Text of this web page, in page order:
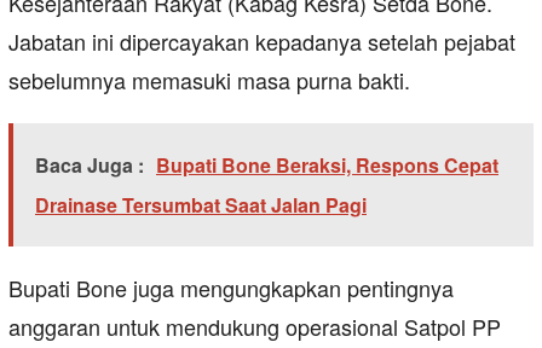
Jabatan ini dipercayakan kepadanya setelah pejabat
sebelumnya memasuki masa purna bakti.
Baca Juga : Bupati Bone Beraksi, Respons Cepat
Drainase Tersumbat Saat Jalan Pagi
Bupati Bone juga mengungkapkan pentingnya
anggaran untuk mendukung operasional Satpol PP